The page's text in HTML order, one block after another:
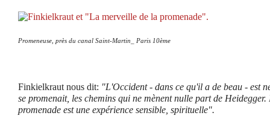
Promeneuse, près du canal Saint-Martin_ Paris 10ème
Finkielkraut nous dit: "L'Occident - dans ce qu'il a de beau - est
se promenait, les chemins qui ne mènent nulle part de
promenade est une expérience sensible, spirituelle".